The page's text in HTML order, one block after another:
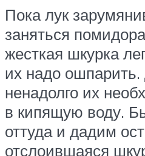
Пока лук
заняться
жесткая шкурка
их надо ошпарить.
ненадолго их
в кипящую воду.
оттуда и дадим
отслоившаяся